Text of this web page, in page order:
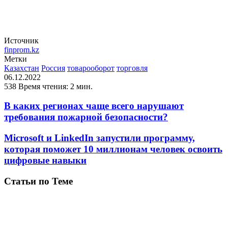
Источник
finprom.kz
Метки
Казахстан Россия товарооборот торговля
06.12.2022
538 Время чтения: 2 мин.
В каких регионах чаще всего нарушают
требования пожарной безопасности?
Microsoft и LinkedIn запустили программу,
которая поможет 10 миллионам человек освоить
цифровые навыки
Статьи по Теме